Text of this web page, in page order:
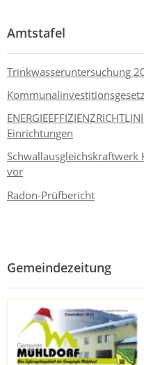
Amtstafel
Trinkwasseruntersuchung
Einrichtungen
vor
Radon-Prüfbericht
Gemeindezeitung